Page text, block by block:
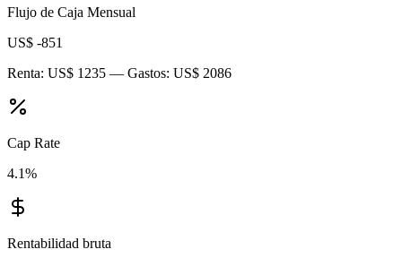
Flujo de Caja Mensual
US$ -851
Renta: US$ 1235 — Gastos: US$ 2086
Cap Rate
4.1%
Rentabilidad bruta